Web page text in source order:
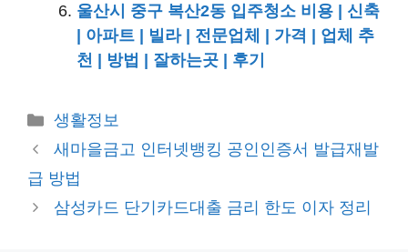
울산시 중구 복산2동 입주청소 비용 | 신축
| 아파트 | 빌라 | 전문업체 | 가격 | 업체 추
천 | 방법 | 잘하는곳 | 후기
카
테
리
생활정보
새마을금고 인터넷뱅킹 공인인증서 발급재발
급 방법
삼성카드 단기카드대출 금리 한도 이자 정리